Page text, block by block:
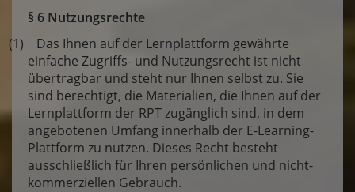
§ 6 Nutzungsrechte
(1) Das Ihnen auf der Lernplattform gewährte
einfache Zugriffs- und Nutzungsrecht ist nicht
übertragbar und steht nur Ihnen selbst zu. Sie
sind berechtigt, die Materialien, die Ihnen auf der
Lernplattform der RPT zugänglich sind, in dem
angebotenen Umfang innerhalb der E-Learning-
Plattform zu nutzen. Dieses Recht besteht
ausschließlich für Ihren persönlichen und nicht-
kommerziellen Gebrauch.